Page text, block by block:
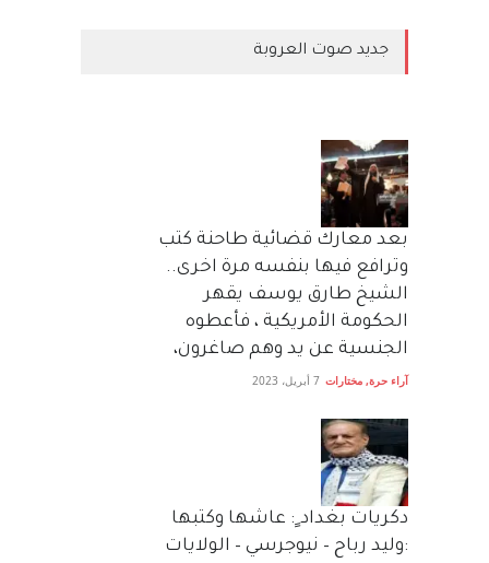
جديد صوت العروبة
بعد معارك قضائية طاحنة كتب
وترافع فيها بنفسه مرة اخرى..
الشيخ طارق يوسف يقهر
الحكومة الأمريكية ، فأعطوه
الجنسية عن يد وهم صاغرون،
آراء حرة, مختارات 7 أبريل، 2023
دكريات بغداد ٍ: عاشها وكتبها
:وليد رباح – نيوجرسي – الولايات